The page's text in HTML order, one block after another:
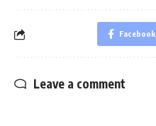
Facebook
Leave a comment